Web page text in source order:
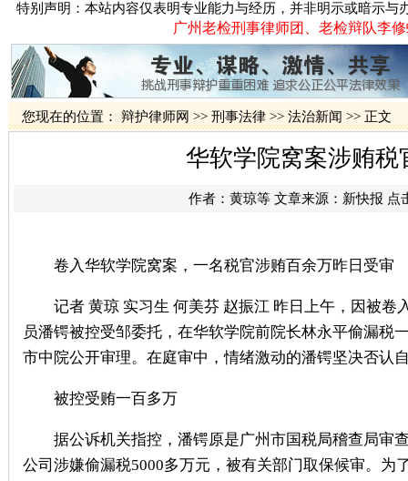
特别声明：本站内容仅表明专业能力与经历，并非明示或暗示
广州老检刑事律师团、老检辩队李
您现在的位置： 辩护律师网 >> 刑事法律 >> 法治新闻 >> 正文
华软学院窝案涉贿
作者： 黄琼等文章来源： 新快报 点
卷入华软学院窝案，一名税官涉贿百余万昨日受审
记者 黄琼 实习生 何美芬 赵振江 昨日上午，因被卷
员潘锷被控受邹委托，在华软学院前院长林永平偷漏税
市中院公开审理。在庭审中，情绪激动的潘锷坚决否认
被控受贿一百多万
据公诉机关指控，潘锷原是广州市国税局稽查局审查
公司涉嫌偷漏税5000多万元，被有关部门取保候审。